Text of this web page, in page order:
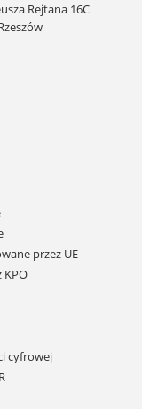
Rejtana 16C
przez UE
KPO
cyfrowej